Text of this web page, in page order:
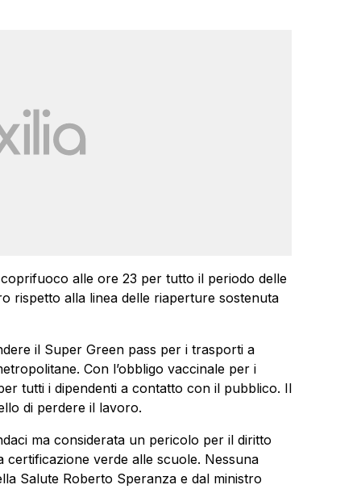
alle ore 23 per tutto il periodo delle
rispetto alla linea delle riaperture sostenuta
il Super Green pass per i trasporti a
Con l’obbligo vaccinale per i
tutti i dipendenti a contatto con il pubblico. Il
di perdere il lavoro.
ma considerata un pericolo per il diritto
certificazione verde alle scuole. Nessuna
Salute Roberto Speranza e dal ministro